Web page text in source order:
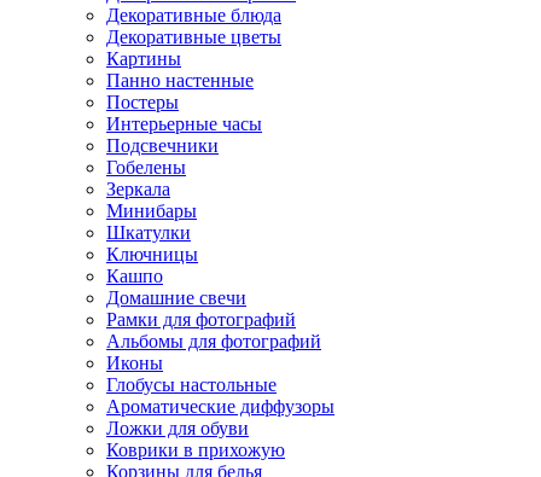
Декоративные блюда
Декоративные цветы
Картины
Панно настенные
Постеры
Интерьерные часы
Подсвечники
Гобелены
Зеркала
Минибары
Шкатулки
Ключницы
Кашпо
Домашние свечи
Рамки для фотографий
Альбомы для фотографий
Иконы
Глобусы настольные
Ароматические диффузоры
Ложки для обуви
Коврики в прихожую
Корзины для белья